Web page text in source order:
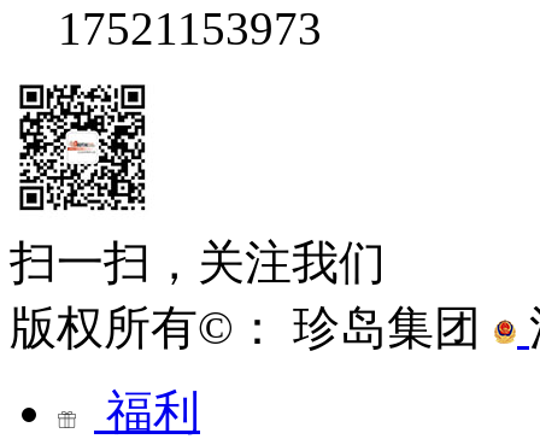
17521153973
扫一扫，关注我们
版权所有©： 珍岛集团
福利